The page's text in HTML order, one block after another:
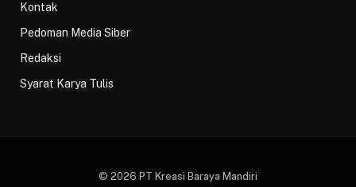
Kontak
Pedoman Media Siber
Redaksi
Syarat Karya Tulis
© 2026 PT Kreasi Baraya Mandiri